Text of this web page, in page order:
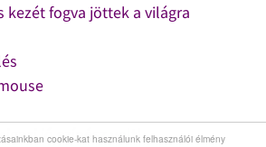
cookie-kat használunk felhasználói élmény
kezét fogva jöttek a világra
igazi jó színész volt!